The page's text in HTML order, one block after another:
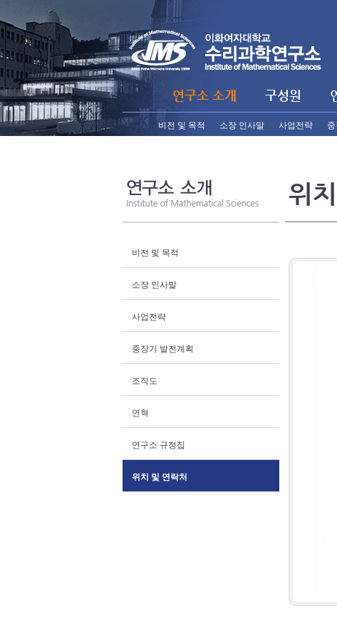
연구소 소개
비전 및 목적 소장 인사말 사업전략
구성원
비전 및 목적
소장 인사말
사업전략
중장기 발전계획
조직도
연혁
연구소 규정집
위치 및 연락처
위